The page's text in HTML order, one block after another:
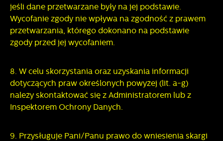
jeśli dane przetwarzane były na jej podstawie.
Wycofanie zgody nie wpływa na zgodność z prawem
przetwarzania, którego dokonano na podstawie
zgody przed jej wycofaniem.
8. W celu skorzystania oraz uzyskania informacji
dotyczących praw określonych powyżej (lit. a-g)
należy skontaktować się z Administratorem lub z
Inspektorem Ochrony Danych.
9. Przysługuje Pani/Panu prawo do wniesienia skargi